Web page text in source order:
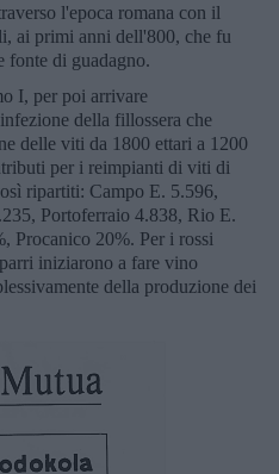
l'epoca romana con il
ai primi anni dell'800, che fu
fonte di guadagno.
I, per poi arrivare
della fillossera che
delle viti da 1800 ettari a 1200
per i reimpianti di viti di
ripartiti: Campo E. 5.596,
Portoferraio 4.838, Rio E.
Procanico 20%. Per i rossi
iniziarono a fare vino
della produzione dei